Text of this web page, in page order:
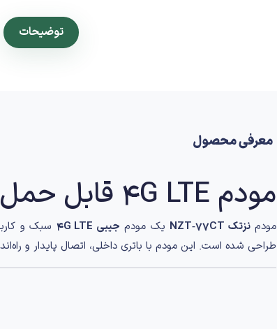
توضیحات
معرفی محصول
مودم 4G LTE قابل حمل
مودمنزتک NZT‑77CT یک مودم جیبی 4G LTE سبک و
طراحی شده است. این مودم با باتری داخلی، اتصال پایدار و